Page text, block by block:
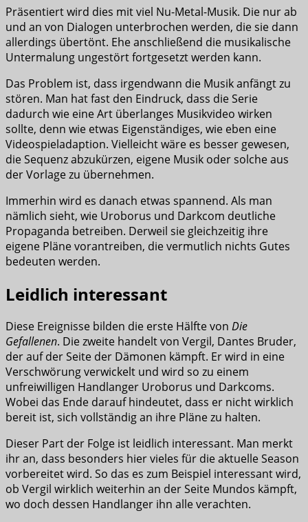
Präsentiert wird dies mit viel Nu-Metal-Musik. Die nur ab
und an von Dialogen unterbrochen werden, die sie dann
allerdings übertönt. Ehe anschließend die musikalische
Untermalung ungestört fortgesetzt werden kann.
Das Problem ist, dass irgendwann die Musik anfängt zu
stören. Man hat fast den Eindruck, dass die Serie
dadurch wie eine Art überlanges Musikvideo wirken
sollte, denn wie etwas Eigenständiges, wie eben eine
Videospieladaption. Vielleicht wäre es besser gewesen,
die Sequenz abzukürzen, eigene Musik oder solche aus
der Vorlage zu übernehmen.
Immerhin wird es danach etwas spannend. Als man
nämlich sieht, wie Uroborus und Darkcom deutliche
Propaganda betreiben. Derweil sie gleichzeitig ihre
eigene Pläne vorantreiben, die vermutlich nichts Gutes
bedeuten werden.
Leidlich interessant
Diese Ereignisse bilden die erste Hälfte von Die
Gefallenen. Die zweite handelt von Vergil, Dantes Bruder,
der auf der Seite der Dämonen kämpft. Er wird in eine
Verschwörung verwickelt und wird so zu einem
unfreiwilligen Handlanger Uroborus und Darkcoms.
Wobei das Ende darauf hindeutet, dass er nicht wirklich
bereit ist, sich vollständig an ihre Pläne zu halten.
Dieser Part der Folge ist leidlich interessant. Man merkt
ihr an, dass besonders hier vieles für die aktuelle Season
vorbereitet wird. So das es zum Beispiel interessant wird,
ob Vergil wirklich weiterhin an der Seite Mundos kämpft,
wo doch dessen Handlanger ihn alle verachten.